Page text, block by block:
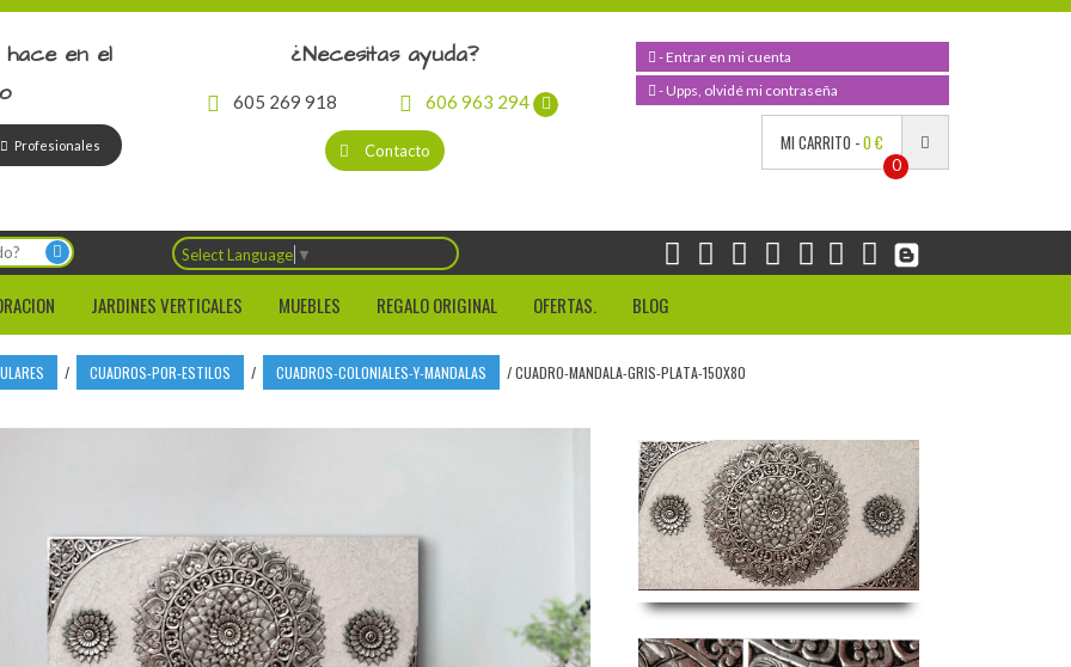
en el
Profesionales
¿Necesitas ayuda?
605 269 918 606 963 294
Contacto
- Entrar en mi cuenta
- Upps, olvidé mi contraseña
MI CARRITO -0 €
0
Select Language ▼
JARDINES VERTICALES MUEBLES REGALO ORIGINAL OFERTAS. BLOG
/ CUADROS-POR-ESTILOS / CUADROS-COLONIALES-Y-MANDALAS /CUADRO-MANDALA-GRIS-PLATA-150X80